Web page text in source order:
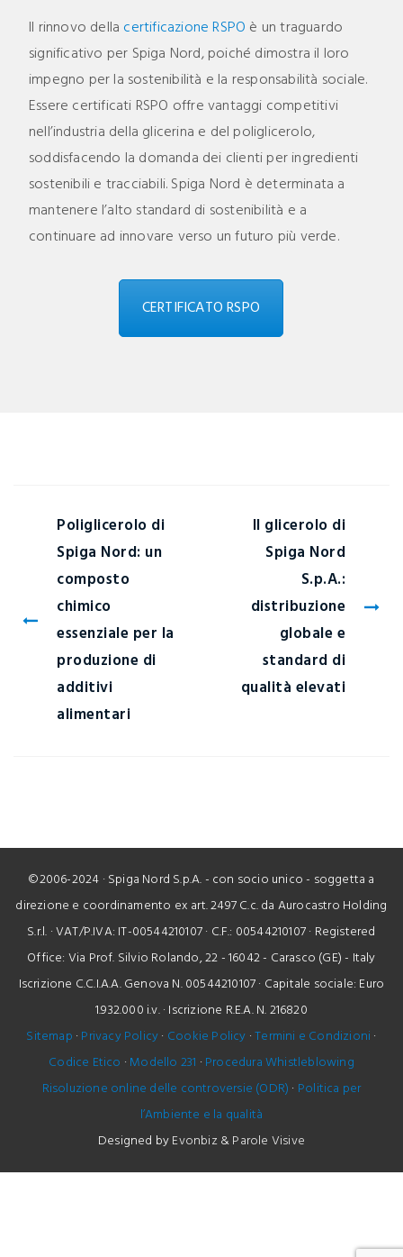
Il rinnovo della certificazione RSPO è un traguardo
significativo per Spiga Nord, poiché dimostra il loro
impegno per la sostenibilità e la responsabilità sociale.
Essere certificati RSPO offre vantaggi competitivi
nell’industria della glicerina e del poliglicerolo,
soddisfacendo la domanda dei clienti per ingredienti
sostenibili e tracciabili. Spiga Nord è determinata a
mantenere l’alto standard di sostenibilità e a
continuare ad innovare verso un futuro più verde.
CERTIFICATO RSPO
Poliglicerolo di
Spiga Nord: un
composto
chimico
essenziale per la
produzione di
additivi
alimentari
Il glicerolo di
Spiga Nord
S.p.A.:
distribuzione
globale e
standard di
qualità elevati
©2006-2024 · Spiga Nord S.p.A. - con socio unico - soggetta a
direzione e coordinamento ex art. 2497 C.c. da Aurocastro Holding
S.r.l. · VAT/P.IVA: IT-00544210107 · C.F.: 00544210107 · Registered
Office: Via Prof. Silvio Rolando, 22 - 16042 - Carasco (GE) - Italy
Iscrizione C.C.I.A.A. Genova N. 00544210107 · Capitale sociale: Euro
1.932.000 i.v. · Iscrizione R.E.A. N. 216820
Sitemap · Privacy Policy· Cookie Policy ·Termini e Condizioni ·
Codice Etico · Modello 231 · Procedura Whistleblowing
Risoluzione online delle controversie (ODR) · Politica per
l’Ambiente e la qualità
Designed byEvonbiz&Parole Visive